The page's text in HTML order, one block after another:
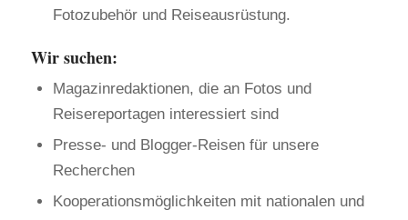
Fotozubehör und Reiseausrüstung.
Wir suchen:
Magazinredaktionen, die an Fotos und
Reisereportagen interessiert sind
Presse- und Blogger-Reisen für unsere
Recherchen
Kooperationsmöglichkeiten mit nationalen und